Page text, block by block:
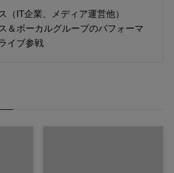
（IT企業、メディア運営他）
＆ボーカルグループのパフォーマ
イブ参戦